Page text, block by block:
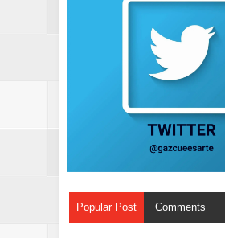
Popular Post Comments